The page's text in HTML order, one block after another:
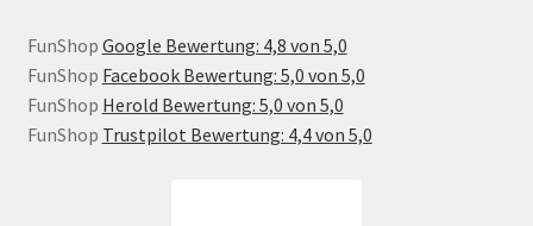
FunShop Google Bewertung: 4,8 von 5,0
FunShop Facebook Bewertung: 5,0 von 5,0
FunShop Herold Bewertung: 5,0 von 5,0
FunShop Trustpilot Bewertung: 4,4 von 5,0